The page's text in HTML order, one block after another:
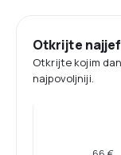
Otkrijte
Otkrijte kojim
najpovoljniji.